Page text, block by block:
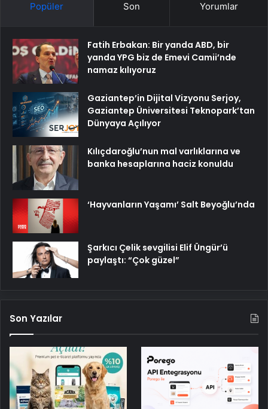
Popüler Son Yorumlar
Fatih Erbakan: Bir yanda ABD, bir
yanda YPG biz de Emevi Camii’nde
namaz kılıyoruz
Gaziantep’in Dijital Vizyonu Serjoy,
Gaziantep Üniversitesi Teknopark’tan
Dünyaya Açılıyor
Kılıçdaroğlu’nun mal varlıklarına ve
banka hesaplarına haciz konuldu
‘Hayvanların Yaşamı’ Salt Beyoğlu’nda
Şarkıcı Çelik sevgilisi Elif Üngür’ü
paylaştı: “Çok güzel”
Son Yazılar